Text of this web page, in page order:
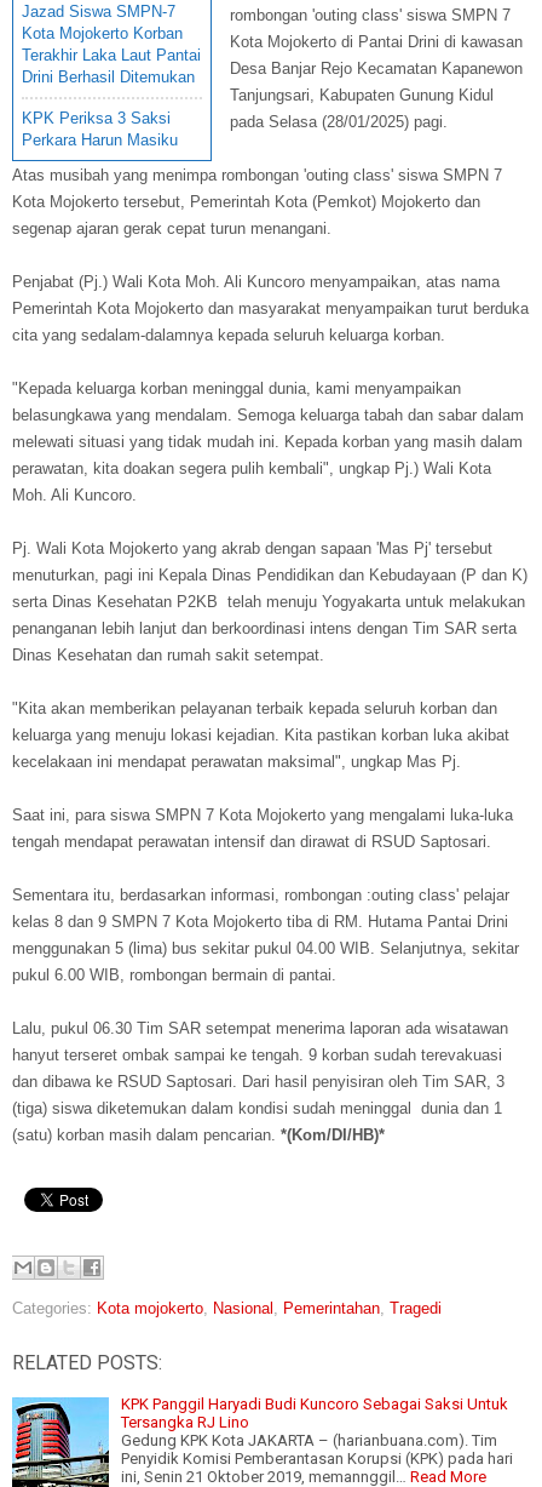
Jazad Siswa SMPN-7
Kota Mojokerto Korban
Terakhir Laka Laut Pantai
Drini Berhasil Ditemukan
KPK Periksa 3 Saksi
Perkara Harun Masiku
rombongan 'outing class' siswa SMPN 7
Kota Mojokerto di Pantai Drini di kawasan
Desa Banjar Rejo Kecamatan Kapanewon
Tanjungsari, Kabupaten Gunung Kidul
pada Selasa (28/01/2025) pagi.
Atas musibah yang menimpa rombongan 'outing class' siswa SMPN 7
Kota Mojokerto tersebut, Pemerintah Kota (Pemkot) Mojokerto dan
segenap ajaran gerak cepat turun menangani.
Penjabat (Pj.) Wali Kota Moh. Ali Kuncoro menyampaikan, atas nama
Pemerintah Kota Mojokerto dan masyarakat menyampaikan turut berduka
cita yang sedalam-dalamnya kepada seluruh keluarga korban.
"Kepada keluarga korban meninggal dunia, kami menyampaikan
belasungkawa yang mendalam. Semoga keluarga tabah dan sabar dalam
melewati situasi yang tidak mudah ini. Kepada korban yang masih dalam
perawatan, kita doakan segera pulih kembali", ungkap Pj.) Wali Kota
Moh. Ali Kuncoro.
Pj. Wali Kota Mojokerto yang akrab dengan sapaan 'Mas Pj' tersebut
menuturkan, pagi ini Kepala Dinas Pendidikan dan Kebudayaan (P dan K)
serta Dinas Kesehatan P2KB telah menuju Yogyakarta untuk melakukan
penanganan lebih lanjut dan berkoordinasi intens dengan Tim SAR serta
Dinas Kesehatan dan rumah sakit setempat.
"Kita akan memberikan pelayanan terbaik kepada seluruh korban dan
keluarga yang menuju lokasi kejadian. Kita pastikan korban luka akibat
kecelakaan ini mendapat perawatan maksimal", ungkap Mas Pj.
Saat ini, para siswa SMPN 7 Kota Mojokerto yang mengalami luka-luka
tengah mendapat perawatan intensif dan dirawat di RSUD Saptosari.
Sementara itu, berdasarkan informasi, rombongan :outing class' pelajar
kelas 8 dan 9 SMPN 7 Kota Mojokerto tiba di RM. Hutama Pantai Drini
menggunakan 5 (lima) bus sekitar pukul 04.00 WIB. Selanjutnya, sekitar
pukul 6.00 WIB, rombongan bermain di pantai.
Lalu, pukul 06.30 Tim SAR setempat menerima laporan ada wisatawan
hanyut terseret ombak sampai ke tengah. 9 korban sudah terevakuasi
dan dibawa ke RSUD Saptosari. Dari hasil penyisiran oleh Tim SAR, 3
(tiga) siswa diketemukan dalam kondisi sudah meninggal dunia dan 1
(satu) korban masih dalam pencarian. *(Kom/DI/HB)*
Categories: Kota mojokerto Nasional Pemerintahan Tragedi
RELATED POSTS:
KPK Panggil Haryadi Budi Kuncoro Sebagai Saksi Untuk
Tersangka RJ Lino
Gedung KPK Kota JAKARTA – (harianbuana.com). Tim
Penyidik Komisi Pemberantasan Korupsi (KPK) pada hari
ini, Senin 21 Oktober 2019, memannggil…
Read More